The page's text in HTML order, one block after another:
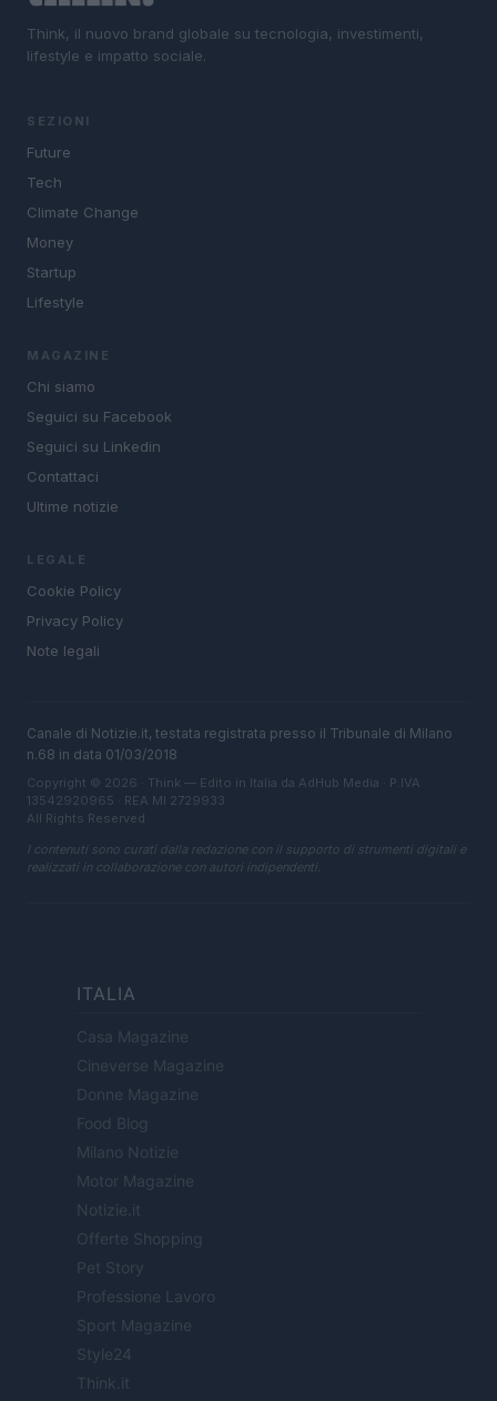
Think, il nuovo brand globale su tecnologia, investimenti,
lifestyle e impatto sociale.
SEZIONI
Future
Tech
Climate Change
Money
Startup
Lifestyle
MAGAZINE
Chi siamo
Seguici su Facebook
Seguici su Linkedin
Contattaci
Ultime notizie
LEGALE
Cookie Policy
Privacy Policy
Note legali
Canale di Notizie.it, testata registrata presso il Tribunale di Milano
n.68 in data 01/03/2018
Copyright © 2026 · Think — Edito in Italia da AdHub Media · P.IVA
13542920965 · REA MI 2729933
All Rights Reserved
I contenuti sono curati dalla redazione con il supporto di strumenti digitali e
realizzati in collaborazione con autori indipendenti.
ITALIA
Casa Magazine
Cineverse Magazine
Donne Magazine
Food Blog
Milano Notizie
Motor Magazine
Notizie.it
Offerte Shopping
Pet Story
Professione Lavoro
Sport Magazine
Style24
Think.it